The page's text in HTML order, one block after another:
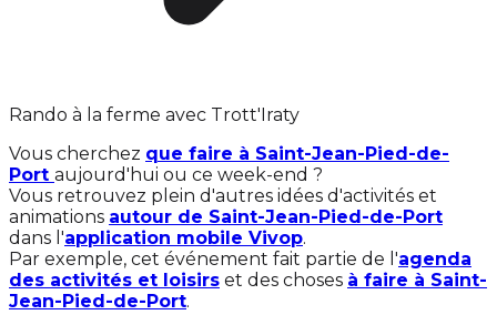
Rando à la ferme avec Trott'Iraty
Vous cherchez que faire à Saint-Jean-Pied-de-
Port aujourd'hui ou ce week-end ?
Vous retrouvez plein d'autres idées d'activités et
animations autour de Saint-Jean-Pied-de-Port
dans l'application mobile Vivop.
Par exemple, cet événement fait partie de l'agenda
des activités et loisirs et des choses à faire à Saint-
Jean-Pied-de-Port.